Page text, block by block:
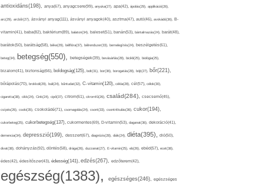
antioxidáns(198), anya(67), anyagcsere(99), anyuka(27), apa(42), ápolás(29), applikáció(26),
arc(29), arcbőr(27), ásványi anyag(111), ásványi anyagok(40), asztma(47), autó(46), avokádó(36), B-
vitamin(41), baba(82), baktérium(89), balaton(34), baleset(51), banán(53), bántalmazás(24), barát(48),
barátok(50), barátság(58), béke(29), bélflóra(37), bélrendszer(33), bemelegítés(24), beszélgetés(61),
beteg(34), betegség(550), betegségek(39), bevásárlás(28), bicikli(25), biológia(25),
bizalom(41), biztonság(66), boldogság(125), bolt(31), bor(36), borogatás(28), böjt(27), bőr(221),
bőrápolás(70), brokkoli(29), buli(24), bűntudat(32), C-vitamin(120), cékla(28), cél(57), célok(30),
cigaretta(38), cikk(24), Cink(24), cipő(37), citrom(61), citromfű(26), család(284), csecsemő(45),
csípés(26), csoki(35), csokoládé(71), csomagolás(24), csont(33), csontritkulás(36), cukor(194),
cukorbeteg(25), cukorbetegség(137), cukormentes(69), D-vitamin(53), daganat(36), dekoráció(41),
demencia(34), depresszió(199), desszert(67), diagnózis(28), diák(24), diéta(395), dió(50),
divat(38), dohányzás(92), döntés(58), drága(26), duzzanat(27), E-vitamin(25), eb(26), ebéd(57), ecet(38),
édes(42), édesítőszer(43), édesség(141), edzés(267), edzőterem(42),
egészség(1383), egészséges(246), egészséges